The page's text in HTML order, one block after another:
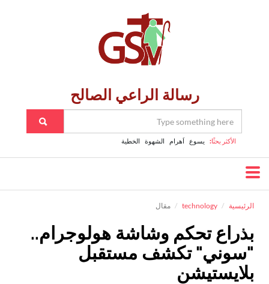
رسالة الراعي الصالح
الأكثر بحثًا: يسوع اَهرام الشهوة الخطية
الرئيسية technology مقال
بذراع تحكم وشاشة هولوجرام..
"سوني" تكشف مستقبل
بلايستيشن